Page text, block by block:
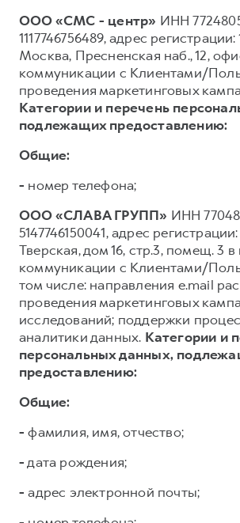
ООО «СМС - центр» ИНН
1117746756489, адрес регистрации:
Москва, Пресненская наб., 12,
коммуникации с Клиентами/
проведения маркетинговых
Категории и перечень
подлежащих предоставлению:
Общие:
- номер телефона;
ООО «СЛАВА ГРУПП» ИНН
5147746150041, адрес
Тверская, дом 16, стр.3, помещ. 3 в
коммуникации с Клиентами/
том числе: направления e.mail
проведения маркетинговых
исследований; поддержки
аналитики данных. Категории и
персональных данных,
предоставлению:
Общие:
- фамилия, имя, отчество;
-дата рождения;
- адрес электронной почты;